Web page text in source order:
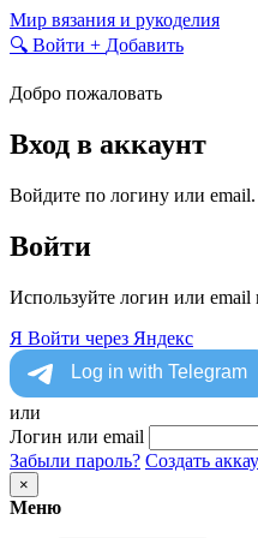
Skip
to
Мир вязания и рукоделия
🔍 Войти + Добавить
Добро пожаловать
Вход в аккаунт
Войдите по логину или
Войти
Используйте логин или email
Я Войти через Яндекс
или
Логин или email
Забыли пароль? Создать
×
Меню